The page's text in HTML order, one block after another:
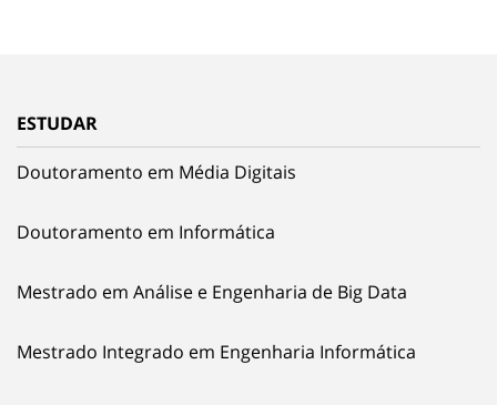
ESTUDAR
Doutoramento em Média Digitais
Doutoramento em Informática
Mestrado em Análise e Engenharia de Big Data
Mestrado Integrado em Engenharia Informática